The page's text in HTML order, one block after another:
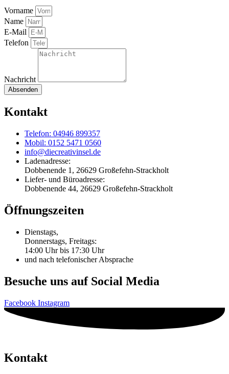
Vorname
Name
E-Mail
Telefon
Nachricht
Absenden
Kontakt
Telefon: 04946 899357
Mobil: 0152 5471 0560
info@diecreativinsel.de
Ladenadresse:
Dobbenende 1, 26629 Großefehn-Strackholt
Liefer- und Büroadresse:
Dobbenende 44, 26629 Großefehn-Strackholt
Öffnungszeiten
Dienstags,
Donnerstags, Freitags:
14:00 Uhr bis 17:30 Uhr
und nach telefonischer Absprache
Besuche uns auf Social Media
Facebook Instagram
Kontakt